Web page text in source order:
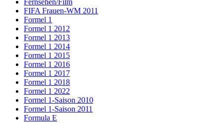
Fernsehen/Film
FIFA Frauen-WM 2011
Formel 1
Formel 1 2012
Formel 1 2013
Formel 1 2014
Formel 1 2015
Formel 1 2016
Formel 1 2017
Formel 1 2018
Formel 1 2022
Formel 1-Saison 2010
Formel 1-Saison 2011
Formula E